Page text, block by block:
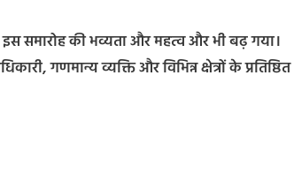
समारोह की भव्यता और महत्व और भी बढ़ गया।
गणमान्य व्यक्ति और विभिन्न क्षेत्रों के प्रतिष्ठित